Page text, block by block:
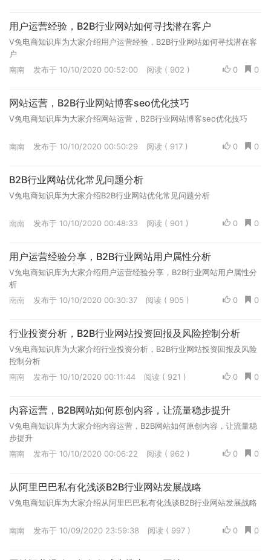
用户运营经验，B2B行业网站如何寻找潜在客户
V兔电商知识库为大家介绍用户运营经验，B2B行业网站如何寻找潜在客
户
0
0
南南 发布于 10/10/2020 00:52:00 阅读 ( 902 )
网站运营，B2B行业网站博客seo优化技巧
V兔电商知识库为大家介绍网站运营，B2B行业网站博客seo优化技巧
0
0
南南 发布于 10/10/2020 00:50:29 阅读 ( 917 )
B2B行业网站优化常见问题分析
V兔电商知识库为大家介绍B2B行业网站优化常见问题分析
0
0
南南 发布于 10/10/2020 00:48:33 阅读 ( 901 )
用户运营经验分享，B2B行业网站用户属性分析
V兔电商知识库为大家介绍用户运营经验分享，B2B行业网站用户属性分
析
0
0
南南 发布于 10/10/2020 00:30:37 阅读 ( 905 )
行业投资分析，B2B行业网站投资回报及风险控制分析
V兔电商知识库为大家介绍行业投资分析，B2B行业网站投资回报及风险
控制分析
0
0
南南 发布于 10/10/2020 00:11:44 阅读 ( 921 )
内容运营，B2B网站如何原创内容，让流量稳步提升
V兔电商知识库为大家介绍内容运营，B2B网站如何原创内容，让流量稳
步提升
0
0
南南 发布于 10/10/2020 00:06:22 阅读 ( 962 )
从阿里巴巴私有化浅谈B2B行业网站发展战略
V兔电商知识库为大家介绍从阿里巴巴私有化浅谈B2B行业网站发展战略
0
0
南南 发布于 10/09/2020 23:59:38 阅读 ( 997 )